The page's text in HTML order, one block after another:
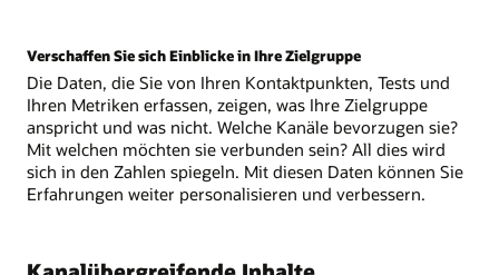
Verschaffen Sie sich Einblicke in Ihre Zielgruppe
Die Daten, die Sie von Ihren Kontaktpunkten, Tests und
Ihren Metriken erfassen, zeigen, was Ihre Zielgruppe
anspricht und was nicht. Welche Kanäle bevorzugen sie?
Mit welchen möchten sie verbunden sein? All dies wird
sich in den Zahlen spiegeln. Mit diesen Daten können Sie
Erfahrungen weiter personalisieren und verbessern.